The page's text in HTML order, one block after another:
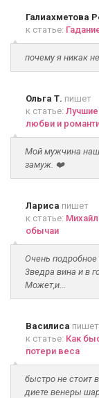
Галиахметова
к статье:
почему я никак
Ольга Т. пишет
к статье:
любви и
Мой мужчина
замуж. ❤️
Лариса пишет
к статье:
обычаи
Очень
3ведра вина и в
Может,и...
Василиса пишет
к статье: Как
потери веса
быстро не стоит
диете венеры